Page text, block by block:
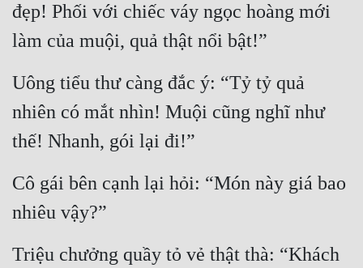
đẹp! Phối với chiếc váy ngọc hoàng mới
làm của muội, quả thật nổi bật!”
Uông tiểu thư càng đắc ý: “Tỷ tỷ quả
nhiên có mắt nhìn! Muội cũng nghĩ như
thế! Nhanh, gói lại đi!”
Cô gái bên cạnh lại hỏi: “Món này giá bao
nhiêu vậy?”
Triệu chưởng quầy tỏ vẻ thật thà: “Khách